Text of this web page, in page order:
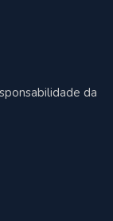
da